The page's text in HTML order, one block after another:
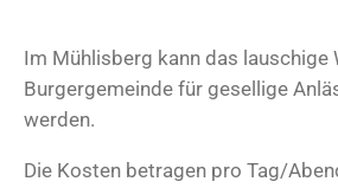
Im Mühlisberg kann das lauschige
Burgergemeinde für gesellige
werden.
Die Kosten betragen pro Tag/